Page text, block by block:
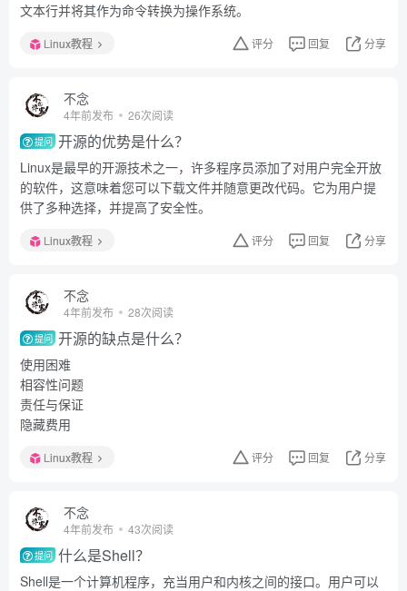
文本行并将其作为命令转换为操作系统。
Linux教程 评分 回复 分享
不念
4年前发布 26次阅读
提问 开源的优势是什么？
Linux是最早的开源技术之一，许多程序员添加了对用户完全开放
的软件，这意味着您可以下载文件并随意更改代码。它为用户提
供了多种选择，并提高了安全性。
Linux教程 评分 回复 分享
不念
4年前发布 28次阅读
提问 开源的缺点是什么？
使用困难
相容性问题
责任与保证
隐藏费用
Linux教程 评分 回复 分享
不念
4年前发布 43次阅读
提问 什么是Shell？
Shell是一个计算机程序，充当用户和内核之间的接口。用户可以